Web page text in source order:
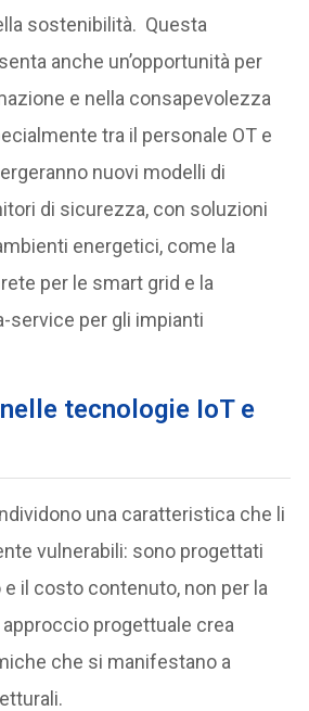
sostenibilità. Questa
anche un’opportunità per
e nella consapevolezza
tra il personale OT e
nuovi modelli di
di sicurezza, con soluzioni
energetici, come la
per le smart grid e la
service per gli impianti
nelle tecnologie IoT e
una caratteristica che li
vulnerabili: sono progettati
e il costo contenuto, non per la
progettuale crea
che si manifestano a